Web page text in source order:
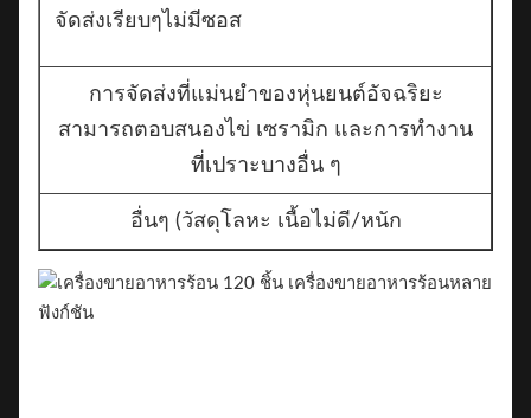
จัดส่งเรียบๆไม่มีซอส
การจัดส่งที่แม่นยำของหุ่นยนต์อัจฉริยะ
สามารถตอบสนองไข่ เซรามิก และการทำงาน
ที่เปราะบางอื่น ๆ
อื่นๆ (วัสดุโลหะ เนื้อไม่ดี/หนัก